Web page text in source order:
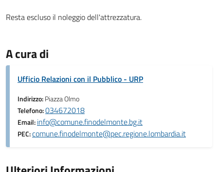
Resta escluso il noleggio dell'attrezzatura.
A cura di
Ufficio Relazioni con il Pubblico - URP
Indirizzo:Piazza Olmo
Telefono:034672018
Email:info@comune.finodelmonte.bg.it
PEC:comune.finodelmonte@pec.regione.lombardia.it